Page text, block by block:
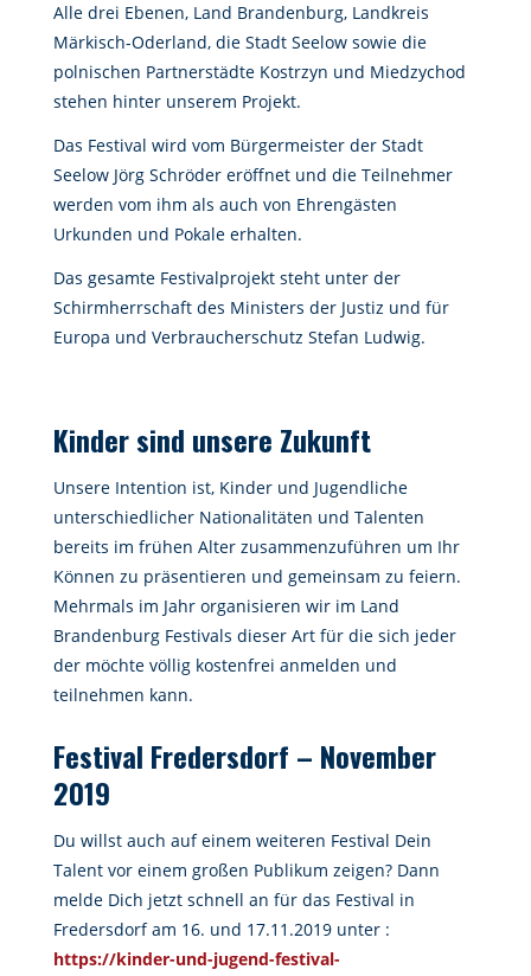
Alle drei Ebenen, Land Brandenburg, Landkreis
Märkisch-Oderland, die Stadt Seelow sowie die
polnischen Partnerstädte Kostrzyn und Miedzychod
stehen hinter unserem Projekt.
Das Festival wird vom Bürgermeister der Stadt
Seelow Jörg Schröder eröffnet und die Teilnehmer
werden vom ihm als auch von Ehrengästen
Urkunden und Pokale erhalten.
Das gesamte Festivalprojekt steht unter der
Schirmherrschaft des Ministers der Justiz und für
Europa und Verbraucherschutz Stefan Ludwig.
Kinder sind unsere Zukunft
Unsere Intention ist, Kinder und Jugendliche
unterschiedlicher Nationalitäten und Talenten
bereits im frühen Alter zusammenzuführen um Ihr
Können zu präsentieren und gemeinsam zu feiern.
Mehrmals im Jahr organisieren wir im Land
Brandenburg Festivals dieser Art für die sich jeder
der möchte völlig kostenfrei anmelden und
teilnehmen kann.
Festival Fredersdorf – November
2019
Du willst auch auf einem weiteren Festival Dein
Talent vor einem großen Publikum zeigen? Dann
melde Dich jetzt schnell an für das Festival in
Fredersdorf am 16. und 17.11.2019 unter :
https://kinder-und-jugend-festival-